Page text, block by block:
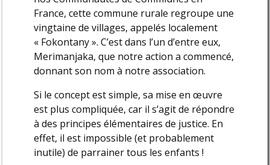
France, cette commune rurale regroupe une
vingtaine de villages, appelés localement
« Fokontany ». C’est dans l’un d’entre eux,
Merimanjaka, que notre action a commencé,
donnant son nom à notre association.
Si le concept est simple, sa mise en œuvre
est plus compliquée, car il s’agit de répondre
à des principes élémentaires de justice. En
effet, il est impossible (et probablement
inutile) de parrainer tous les enfants !